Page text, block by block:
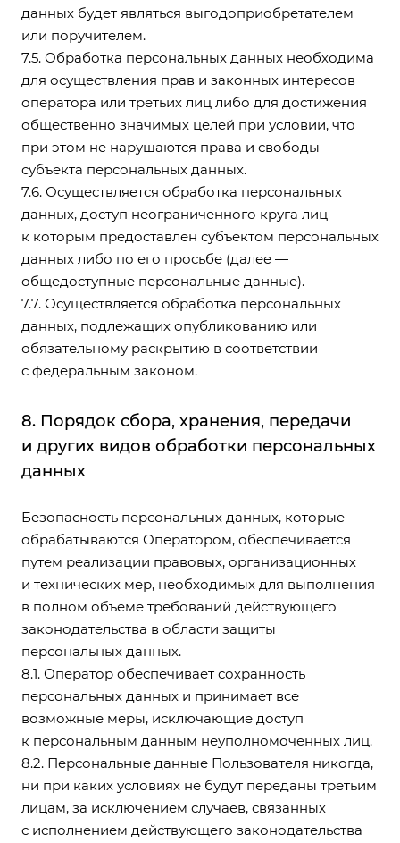
данных будет являться выгодоприобретателем
или поручителем.
7.5. Обработка персональных данных необходима
для осуществления прав и законных интересов
оператора или третьих лиц либо для достижения
общественно значимых целей при условии, что
при этом не нарушаются права и свободы
субъекта персональных данных.
7.6. Осуществляется обработка персональных
данных, доступ неограниченного круга лиц
к которым предоставлен субъектом персональных
данных либо по его просьбе (далее —
общедоступные персональные данные).
7.7. Осуществляется обработка персональных
данных, подлежащих опубликованию или
обязательному раскрытию в соответствии
с федеральным законом.
8. Порядок сбора, хранения, передачи
и других видов обработки персональных
данных
Безопасность персональных данных, которые
обрабатываются Оператором, обеспечивается
путем реализации правовых, организационных
и технических мер, необходимых для выполнения
в полном объеме требований действующего
законодательства в области защиты
персональных данных.
8.1. Оператор обеспечивает сохранность
персональных данных и принимает все
возможные меры, исключающие доступ
к персональным данным неуполномоченных лиц.
8.2. Персональные данные Пользователя никогда,
ни при каких условиях не будут переданы третьим
лицам, за исключением случаев, связанных
с исполнением действующего законодательства